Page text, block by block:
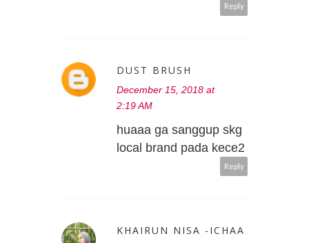
Reply
DUST BRUSH
December 15, 2018 at
2:19 AM
huaaa ga sanggup skg
local brand pada kece2
Reply
KHAIRUN NISA -ICHAA